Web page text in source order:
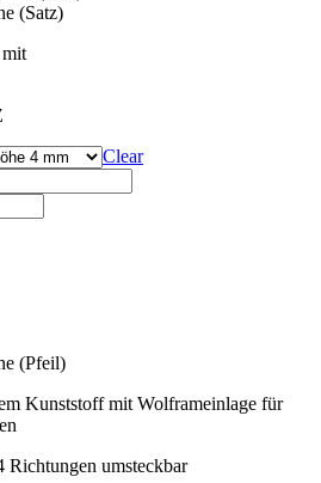
(Satz)
mit
Clear
(Pfeil)
Kunststoff mit Wolframeinlage für
Richtungen umsteckbar